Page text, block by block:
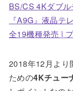
BS/CS 4Kダブ
『A9G』液晶テ
全19機種発売 |
2018年12月より
ための4Kチュー